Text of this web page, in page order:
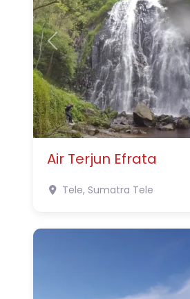
Previous
Air Terjun Efrata
Tele, Sumatra Tele